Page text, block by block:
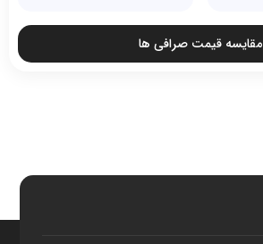
مقایسه قیمت صرافی ها